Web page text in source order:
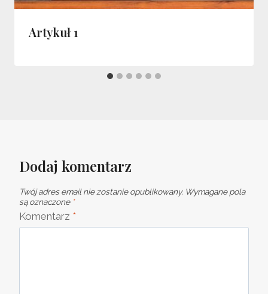
Artykuł 1
Dodaj komentarz
Twój adres email nie zostanie opublikowany. Wymagane pola
są oznaczone *
Komentarz *